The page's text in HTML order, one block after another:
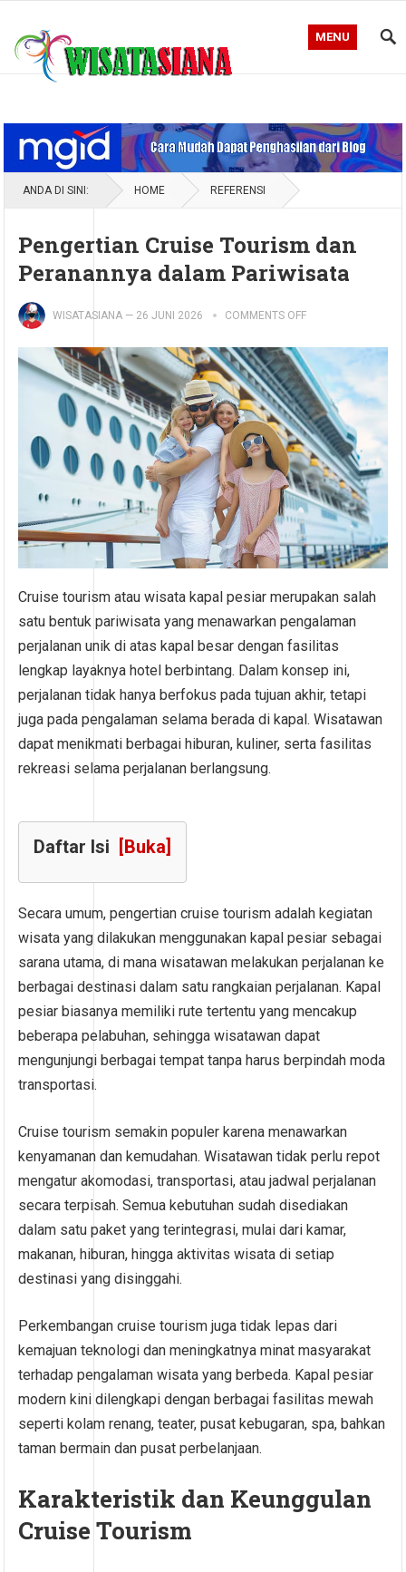
MENU
ANDA DI SINI: HOME REFERENSI
Pengertian Cruise Tourism dan
Peranannya dalam Pariwisata
WISATASIANA — 26 JUNI 2026 COMMENTS OFF
Cruise tourism atau wisata kapal pesiar merupakan salah
satu bentuk pariwisata yang menawarkan pengalaman
perjalanan unik di atas kapal besar dengan fasilitas
lengkap layaknya hotel berbintang. Dalam konsep ini,
perjalanan tidak hanya berfokus pada tujuan akhir, tetapi
juga pada pengalaman selama berada di kapal. Wisatawan
dapat menikmati berbagai hiburan, kuliner, serta fasilitas
rekreasi selama perjalanan berlangsung.
Daftar Isi [Buka]
Secara umum, pengertian cruise tourism adalah kegiatan
wisata yang dilakukan menggunakan kapal pesiar sebagai
sarana utama, di mana wisatawan melakukan perjalanan ke
berbagai destinasi dalam satu rangkaian perjalanan. Kapal
pesiar biasanya memiliki rute tertentu yang mencakup
beberapa pelabuhan, sehingga wisatawan dapat
mengunjungi berbagai tempat tanpa harus berpindah moda
transportasi.
Cruise tourism semakin populer karena menawarkan
kenyamanan dan kemudahan. Wisatawan tidak perlu repot
mengatur akomodasi, transportasi, atau jadwal perjalanan
secara terpisah. Semua kebutuhan sudah disediakan
dalam satu paket yang terintegrasi, mulai dari kamar,
makanan, hiburan, hingga aktivitas wisata di setiap
destinasi yang disinggahi.
Perkembangan cruise tourism juga tidak lepas dari
kemajuan teknologi dan meningkatnya minat masyarakat
terhadap pengalaman wisata yang berbeda. Kapal pesiar
modern kini dilengkapi dengan berbagai fasilitas mewah
seperti kolam renang, teater, pusat kebugaran, spa, bahkan
taman bermain dan pusat perbelanjaan.
Karakteristik dan Keunggulan
Cruise Tourism